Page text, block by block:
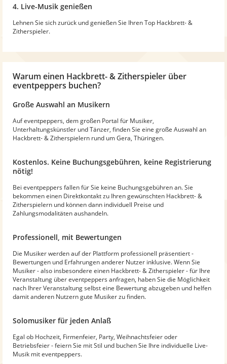
4. Live-Musik genießen
Lehnen Sie sich zurück und genießen Sie Ihren Top Hackbrett- &
Zitherspieler.
Warum einen Hackbrett- & Zitherspieler über
eventpeppers buchen?
Große Auswahl an Musikern
Auf eventpeppers, dem großen Portal für Musiker,
Unterhaltungskünstler und Tänzer, finden Sie eine große Auswahl an
Hackbrett- & Zitherspielern rund um Gera, Thüringen.
Kostenlos. Keine Buchungsgebühren, keine Registrierung
nötig!
Bei eventpeppers fallen für Sie keine Buchungsgebühren an. Sie
bekommen einen Direktkontakt zu Ihren gewünschten Hackbrett- &
Zitherspielern und können dann individuell Preise und
Zahlungsmodalitäten aushandeln.
Professionell, mit Bewertungen
Die Musiker werden auf der Plattform professionell präsentiert -
Bewertungen und Erfahrungen anderer Nutzer inklusive. Wenn Sie
Musiker - also insbesondere einen Hackbrett- & Zitherspieler - für Ihre
Veranstaltung über eventpeppers anfragen, haben Sie die Möglichkeit
nach Ihrer Veranstaltung selbst eine Bewertung abzugeben und helfen
damit anderen Nutzern gute Musiker zu finden.
Solomusiker für jeden Anlaß
Egal ob Hochzeit, Firmenfeier, Party, Weihnachtsfeier oder
Betriebsfeier - feiern Sie mit Stil und buchen Sie Ihre individuelle Live-
Musik mit eventpeppers.